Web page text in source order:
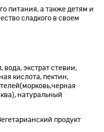
питания, а также детям и
сладкого в своем
вода, экстрат стевии,
кислота, пектин,
натуральный
продукт